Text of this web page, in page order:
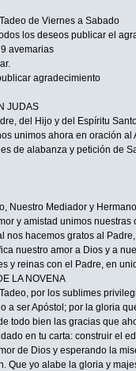
de Viernes a Sabado
los deseos publicar el
avemarias
agradecimiento
JUDAS
del Hijo y del Espíritu
unimos ahora en oración
de alabanza y petición de
Nuestro Mediador y
y amistad unimos
nos hacemos gratos al
nuestro amor a Dios y a
y reinas con el Padre, en
LA NOVENA
por los sublimes
a ser Apóstol; por la gloria
todo bien las gracias que
en tu carta: construir el
de Dios y esperando la
Que yo alabe la gloria y